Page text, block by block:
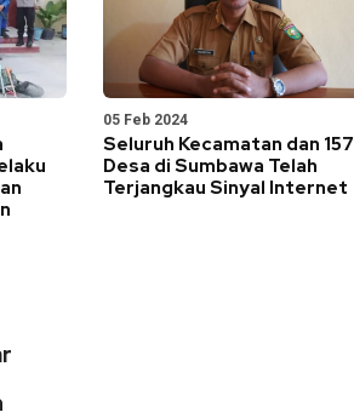
05 Feb 2024
Seluruh Kecamatan dan 157
Desa di Sumbawa Telah
Terjangkau Sinyal Internet